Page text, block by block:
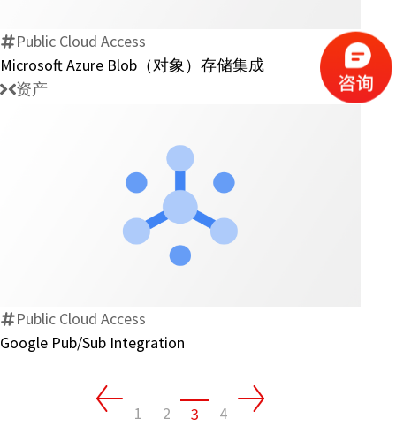
储
Public Cloud Access
Microsoft Azure Blob（对象）存储集成
资产
Google
Pub/Sub
Integration
Public Cloud Access
Google Pub/Sub Integration
1 2 3 4